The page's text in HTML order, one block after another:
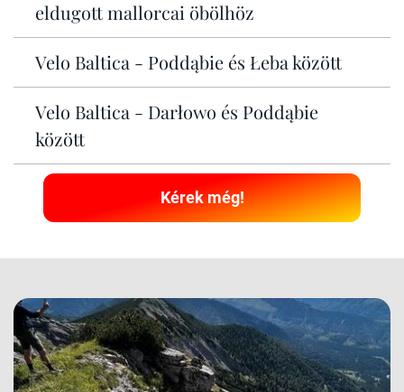
eldugott mallorcai öbölhöz
Velo Baltica - Poddąbie és Łeba között
Velo Baltica - Darłowo és Poddąbie
között
Kérek még!